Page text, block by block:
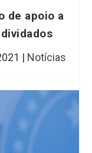
de apoio a
| Notícias